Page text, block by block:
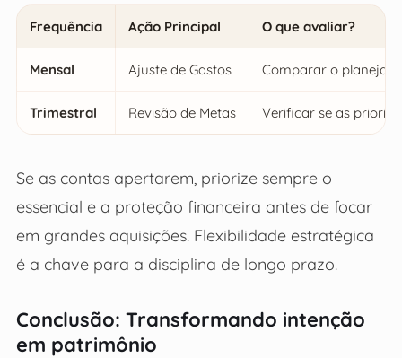
Frequência Ação Principal O que avaliar?
Mensal Ajuste de Gastos Comparar o
Trimestral Revisão de Metas Verificar se as
Se as contas apertarem, priorize sempre o
essencial e a proteção financeira antes de focar
em grandes aquisições. Flexibilidade estratégica
é a chave para a disciplina de longo prazo.
Conclusão: Transformando intenção
em patrimônio